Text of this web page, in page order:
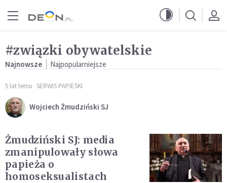
#związki obywatelskie
Najnowsze Najpopularniejsze
5 lat temu SERWIS PAPIESKI
Wojciech Żmudziński SJ
Żmudziński SJ: media
zmanipulowały słowa
papieża o
homoseksualistach